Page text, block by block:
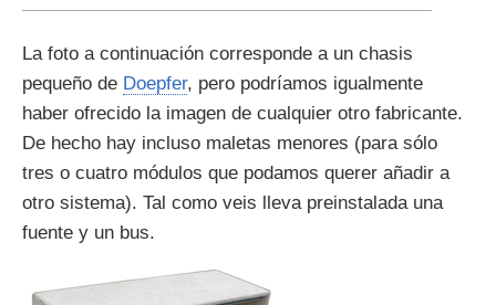
La foto a continuación corresponde a un chasis
pequeño de Doepfer, pero podríamos igualmente
haber ofrecido la imagen de cualquier otro fabricante.
De hecho hay incluso maletas menores (para sólo
tres o cuatro módulos que podamos querer añadir a
otro sistema). Tal como veis lleva preinstalada una
fuente y un bus.